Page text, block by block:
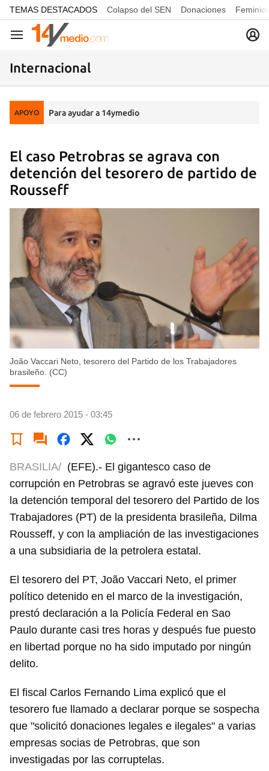
common.go-to-content
TEMAS DESTACADOS Colapso del SEN Donaciones
Navegación
Internacional
APOYO Para ayudar a 14ymedio
El caso Petrobras se agrava con
detención del tesorero de partido de
Rousseff
João Vaccari Neto, tesorero del Partido de los Trabajadores
brasileño. (CC)
06 de febrero 2015 - 03:45
BRASILIA/ (EFE).- El gigantesco caso de
corrupción en Petrobras se agravó este jueves con
la detención temporal del tesorero del Partido de los
Trabajadores (PT) de la presidenta brasileña, Dilma
Rousseff, y con la ampliación de las investigaciones
a una subsidiaria de la petrolera estatal.
El tesorero del PT, João Vaccari Neto, el primer
político detenido en el marco de la investigación,
prestó declaración a la Policía Federal en Sao
Paulo durante casi tres horas y después fue puesto
en libertad porque no ha sido imputado por ningún
delito.
El fiscal Carlos Fernando Lima explicó que el
tesorero fue llamado a declarar porque se sospecha
que "solicitó donaciones legales e ilegales" a varias
empresas socias de Petrobras, que son
investigadas por las corruptelas.